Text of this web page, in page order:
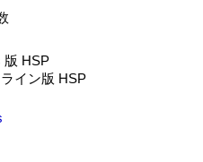
版 HSP
イン版 HSP